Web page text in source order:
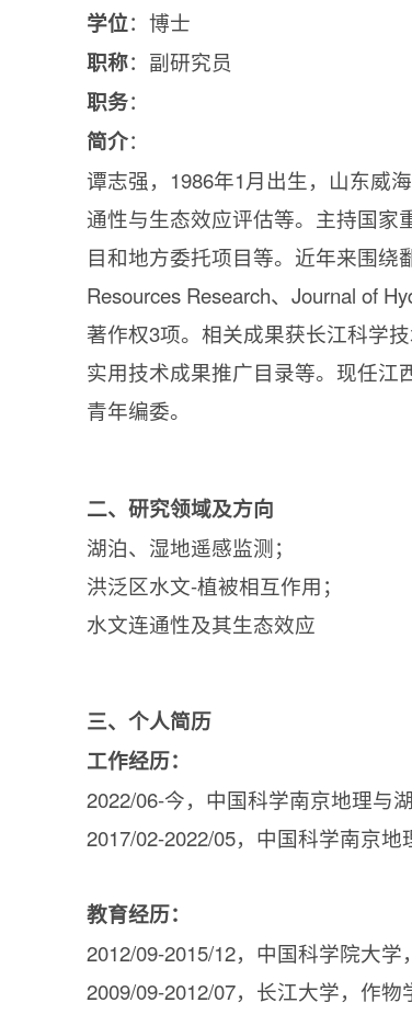
学位：博士
职称：副研究员
职务：
简介：
谭志强， 1986年1月出生，山东威
通性与生态效应评估等。主持国家
目和地方委托项目等。近年来围
Resources Research、 Journal of
著作权3项。相关成果获长江科学
实用技术成果推广目录等。现任江
青年编委。
二、研究领域及方向
湖泊、湿地遥感监测；
洪泛区水文-植被相互作用；
水文连通性及其生态效应
三、个人简历
工作经历：
2022/06-今，中国科学南京地理与
2017/02-2022/05，中国科学南京地
教育经历：
2012/09-2015/12，中国科学院大学
2009/09-2012/07，长江大学，作物